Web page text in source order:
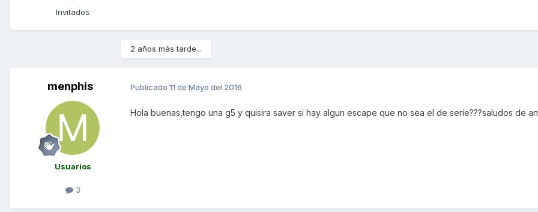
Invitados
2 años más tarde...
menphis
Usuarios
3
Publicado 11 de Mayo del 2016
Hola buenas,tengo una g5 y quisira saver si hay algun escape que no sea el de serie???saludos de